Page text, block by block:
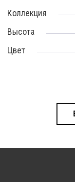
Коллекция
Высота
Цвет